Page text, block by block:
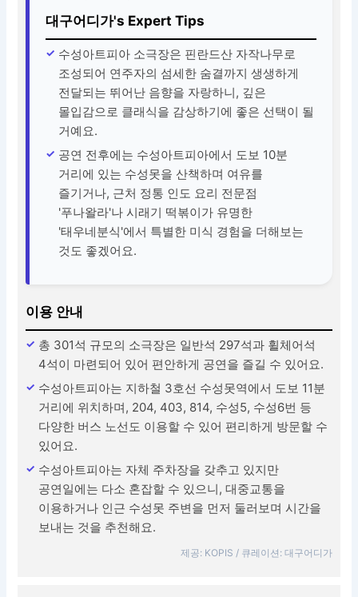
대구어디가's Expert Tips
수성아트피아 소극장은 핀란드산 자작나무로
조성되어 연주자의 섬세한 숨결까지 생생하게
전달되는 뛰어난 음향을 자랑하니, 깊은
몰입감으로 클래식을 감상하기에 좋은 선택이 될
거예요.
공연 전후에는 수성아트피아에서 도보 10분
거리에 있는 수성못을 산책하며 여유를
즐기거나, 근처 정통 인도 요리 전문점
'푸나왈라'나 시래기 떡볶이가 유명한
'태우네분식'에서 특별한 미식 경험을 더해보는
것도 좋겠어요.
이용 안내
총 301석 규모의 소극장은 일반석 297석과 휠체어석
4석이 마련되어 있어 편안하게 공연을 즐길 수 있어요.
수성아트피아는 지하철 3호선 수성못역에서 도보 11분
거리에 위치하며, 204, 403, 814, 수성5, 수성6번 등
다양한 버스 노선도 이용할 수 있어 편리하게 방문할 수
있어요.
수성아트피아는 자체 주차장을 갖추고 있지만
공연일에는 다소 혼잡할 수 있으니, 대중교통을
이용하거나 인근 수성못 주변을 먼저 둘러보며 시간을
보내는 것을 추천해요.
제공: KOPIS / 큐레이션: 대구어디가